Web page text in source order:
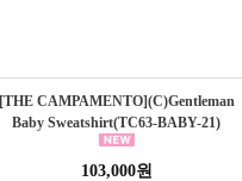
[THE CAMPAMENTO](C)Gentleman
Baby Sweatshirt(TC63-BABY-21)
103,000원